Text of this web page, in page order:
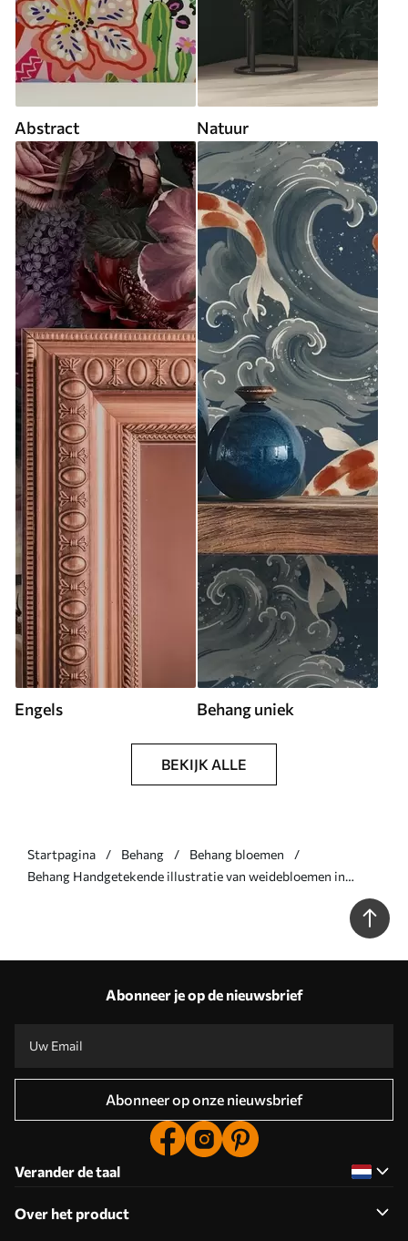
Abstract Natuur
Engels Behang uniek
BEKIJK ALLE
Startpagina Behang
Behang bloemen
Behang Handgetekende illustratie van weidebloemen in
Abonneer je op de nieuwsbrief
Abonneer op onze nieuwsbrief
Verander de taal
Over het product